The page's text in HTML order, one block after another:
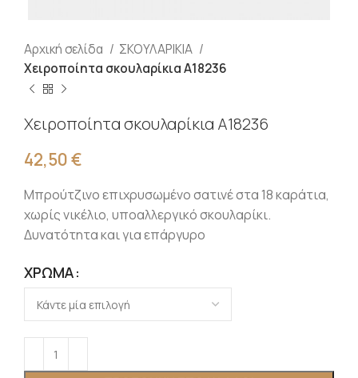
Αρχική σελίδα
ΣΚΟΥΛΑΡΙΚΙΑ
Χειροποίητα σκουλαρίκια Α18236
Χειροποίητα σκουλαρίκια Α18236
42,50€
Μπρούτζινο επιχρυσωμένο σατινέ στα 18 καράτια,
χωρίς νικέλιο, υποαλλεργικό σκουλαρίκι.
Δυνατότητα και για επάργυρο
ΧΡΏΜΑ